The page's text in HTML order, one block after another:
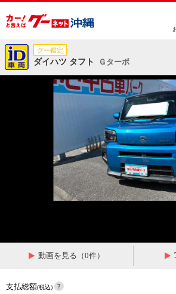
グー鑑定
ダイハツ タフト Ｇターボ
動画を見る（0件）
支払総額(税込)